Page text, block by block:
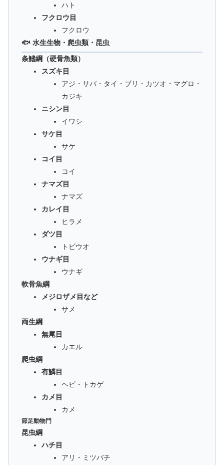
ハト
フクロウ目
フクロウ
🐟 水生生物・爬虫類・昆虫
条鰭綱（硬骨魚類）
スズキ目
アジ・サバ・タイ・ブリ・カツオ・マグロ・
カジキ
ニシン目
イワシ
サケ目
サケ
コイ目
コイ
ナマズ目
ナマズ
カレイ目
ヒラメ
ダツ目
トビウオ
ウナギ目
ウナギ
軟骨魚綱
メジロザメ目など
サメ
両生綱
無尾目
カエル
爬虫綱
有鱗目
ヘビ・トカゲ
カメ目
カメ
節足動物門
昆虫綱
ハチ目
アリ・ミツバチ